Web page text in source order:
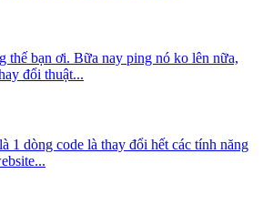
thế bạn ơi. Bữa nay ping nó ko lên nữa,
đổi thuật...
1 dòng code là thay đổi hết các tính năng